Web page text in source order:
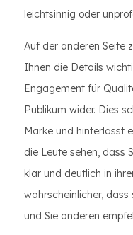
leichtsinnig oder
Auf der anderen Seite
Ihnen die Details
Engagement für
Publikum wider. Dies
Marke und hinterlässt
die Leute sehen, dass
klar und deutlich in
wahrscheinlicher,
und Sie anderen